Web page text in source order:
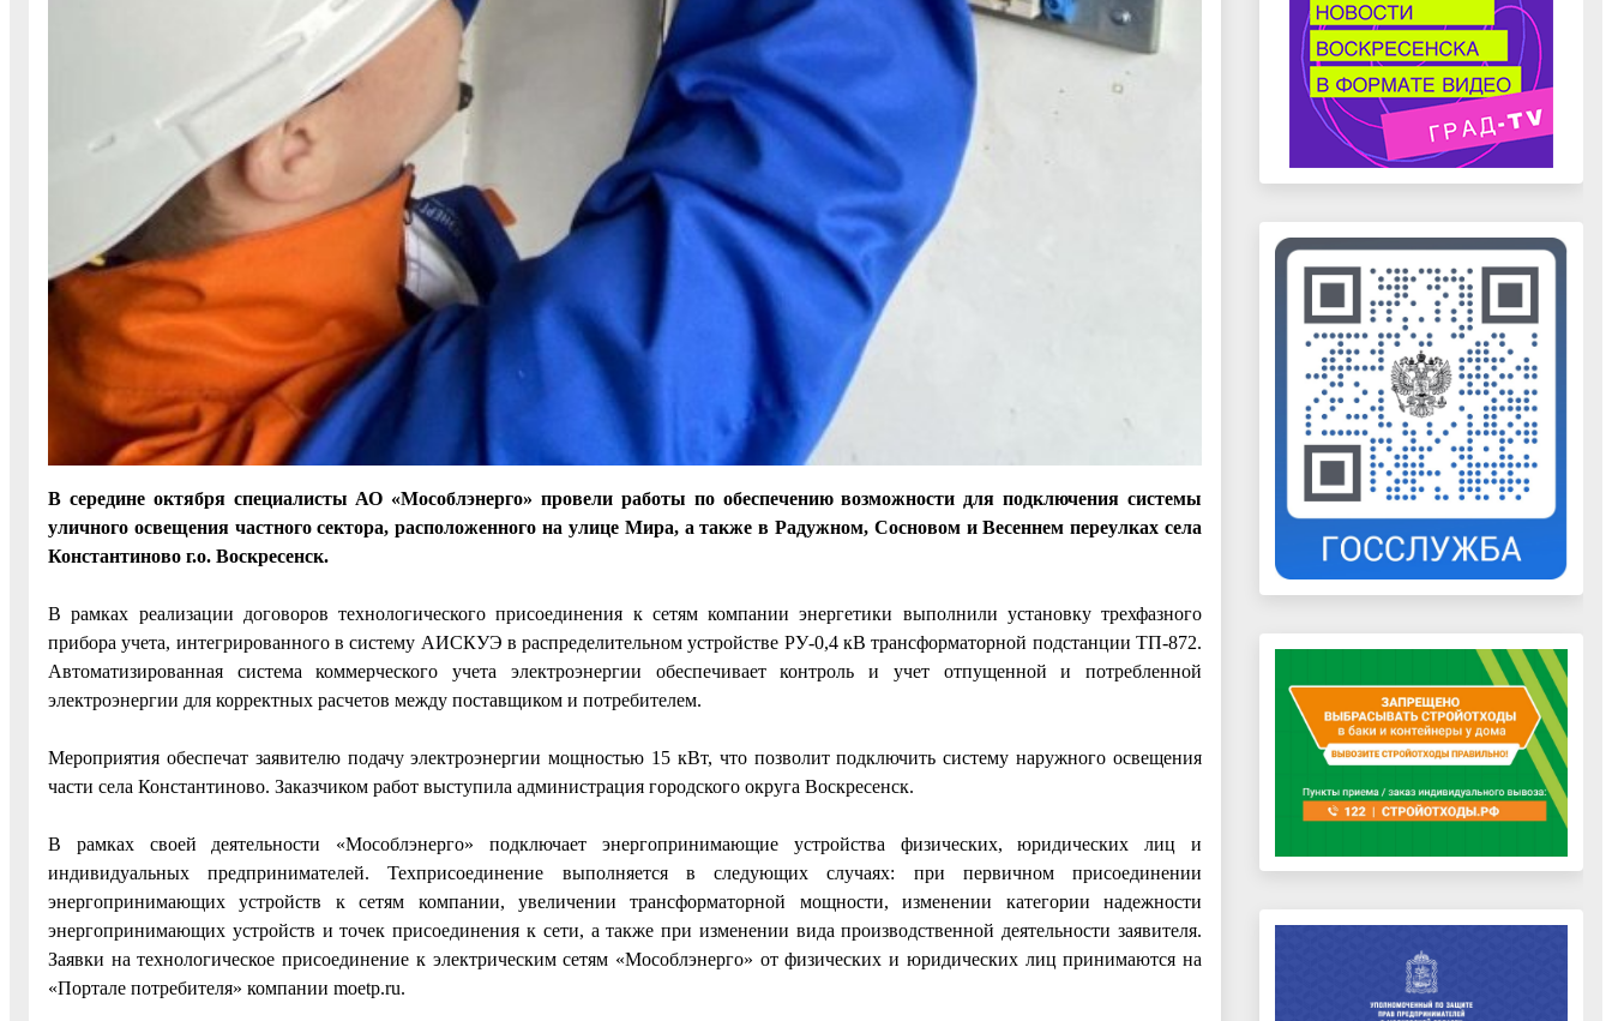
В середине октября специалисты АО «Мособлэнерго» провели работы по обеспечению возможности для подключения системы
уличного освещения частного сектора, расположенного на улице Мира, а также в Радужном, Сосновом и Весеннем переулках села
Константиново г.о. Воскресенск.
В рамках реализации договоров технологического присоединения к сетям компании энергетики выполнили установку трехфазного
прибора учета, интегрированного в систему АИСКУЭ в распределительном устройстве РУ-0,4 кВ трансформаторной подстанции ТП-872.
Автоматизированная система коммерческого учета электроэнергии обеспечивает контроль и учет отпущенной и потребленной
электроэнергии для корректных расчетов между поставщиком и потребителем.
Мероприятия обеспечат заявителю подачу электроэнергии мощностью 15 кВт, что позволит подключить систему наружного освещения
части села Константиново. Заказчиком работ выступила администрация городского округа Воскресенск.
В рамках своей деятельности «Мособлэнерго» подключает энергопринимающие устройства физических, юридических лиц и
индивидуальных предпринимателей. Техприсоединение выполняется в следующих случаях: при первичном присоединении
энергопринимающих устройств к сетям компании, увеличении трансформаторной мощности, изменении категории надежности
энергопринимающих устройств и точек присоединения к сети, а также при изменении вида производственной деятельности заявителя.
Заявки на технологическое присоединение к электрическим сетям «Мособлэнерго» от физических и юридических лиц принимаются на
«Портале потребителя» компании moetp.ru.